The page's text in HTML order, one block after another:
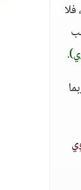
.